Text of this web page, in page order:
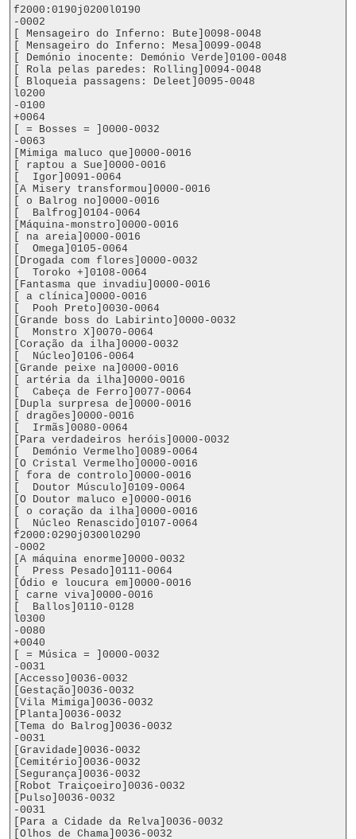
f2000:0190j0200l0190
-0002
[ Mensageiro do Inferno: Bute]0098-0048
[ Mensageiro do Inferno: Mesa]0099-0048
[ Demónio inocente: Demónio Verde]0100-0048
[ Rola pelas paredes: Rolling]0094-0048
[ Bloqueia passagens: Deleet]0095-0048
l0200
-0100
+0064
[ = Bosses = ]0000-0032
-0063
[Mimiga maluco que]0000-0016
[ raptou a Sue]0000-0016
[  Igor]0091-0064
[A Misery transformou]0000-0016
[ o Balrog no]0000-0016
[  Balfrog]0104-0064
[Máquina-monstro]0000-0016
[ na areia]0000-0016
[  Omega]0105-0064
[Drogada com flores]0000-0032
[  Toroko +]0108-0064
[Fantasma que invadiu]0000-0016
[ a clínica]0000-0016
[  Pooh Preto]0030-0064
[Grande boss do Labirinto]0000-0032
[  Monstro X]0070-0064
[Coração da ilha]0000-0032
[  Núcleo]0106-0064
[Grande peixe na]0000-0016
[ artéria da ilha]0000-0016
[  Cabeça de Ferro]0077-0064
[Dupla surpresa de]0000-0016
[ dragões]0000-0016
[  Irmãs]0080-0064
[Para verdadeiros heróis]0000-0032
[  Demónio Vermelho]0089-0064
[O Cristal Vermelho]0000-0016
[ fora de controlo]0000-0016
[  Doutor Músculo]0109-0064
[O Doutor maluco e]0000-0016
[ o coração da ilha]0000-0016
[  Núcleo Renascido]0107-0064
f2000:0290j0300l0290
-0002
[A máquina enorme]0000-0032
[  Press Pesado]0111-0064
[Ódio e loucura em]0000-0016
[ carne viva]0000-0016
[  Ballos]0110-0128
l0300
-0080
+0040
[ = Música = ]0000-0032
-0031
[Accesso]0036-0032
[Gestação]0036-0032
[Vila Mimiga]0036-0032
[Planta]0036-0032
[Tema do Balrog]0036-0032
-0031
[Gravidade]0036-0032
[Cemitério]0036-0032
[Segurança]0036-0032
[Robot Traiçoeiro]0036-0032
[Pulso]0036-0032
-0031
[Para a Cidade da Relva]0036-0032
[Olhos de Chama]0036-0032